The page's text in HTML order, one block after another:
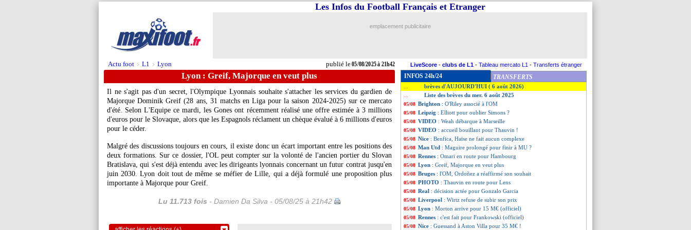
Actu foot > L1 > Lyon publié le05/08/2025 à 21h42
Les Infos du Football Français et Etranger
emplacement publicitaire
LiveScore - clubs de L1 - Tableau mercato L1 - Transferts étranger
Lyon : Greif, Majorque en veut plus
Il ne s'agit pas d'un secret, l'Olympique Lyonnais souhaite s'attacher les services du gardien de
Majorque DominikGreif (28 ans, 31 matchs en Liga pour la saison 2024-2025) sur ce mercato
d'été. Selon L'Equipe ce mardi, les Gones ont récemment réalisé une offre estimée à 3 millions
d'euros pour le Slovaque, alors que les Espagnols réclament un chèque évalué à 6 millions d'euros
pour le céder.
Malgré des discussions toujours en cours, il existe donc un écart important entre les positions des
deux formations. Sur ce dossier, l'OL peut compter sur la volonté de l'ancien portier du Slovan
Bratislava, qui s'est déjà entendu avec les dirigeants lyonnais concernant un futur contrat jusqu'en
juin 2030. Lyon doit tout de même se méfier de Lille, qui a déjà formulé une proposition plus
importante à Majorque pour Greif.
Lu 11.713 fois - Damien Da Silva - 05/08/25 à 21h42
INFOS 24h/24 TRANSFERTS
brèves d'AUJOURD'HUI ( 6 août 2026)
Liste des brèves du mer. 6 août 2025
05/08 Brighton : O'Riley associé à l'OM
05/08 Leipzig : Elliott pour oublier Simons ?
05/08 VIDEO : Weah débarque à Marseille
05/08 VIDEO : accueil bouillant pour Thauvin !
05/08 Nice : Benfica, Haise ne fait aucun complexe
05/08 Man Utd : Maguire prolongé pour finir à MU ?
05/08 Rennes : Omari en route pour Hambourg
05/08 Lyon : Greif, Majorque en veut plus
05/08 Bruges : l'OM, Ordoñez a réaffirmé son souhait
05/08 PHOTO : Thauvin en route pour Lens
05/08 Real : décision actée pour Gonzalo Garcia
05/08 Liverpool : Wirtz refuse de subir son prix
05/08 Lyon : Morton arrive pour 15 M€ (officiel)
05/08 Rennes : c'est fait pour Frankowski (officiel)
05/08 Nice : Guessand à Aston Villa pour 35 M€ !